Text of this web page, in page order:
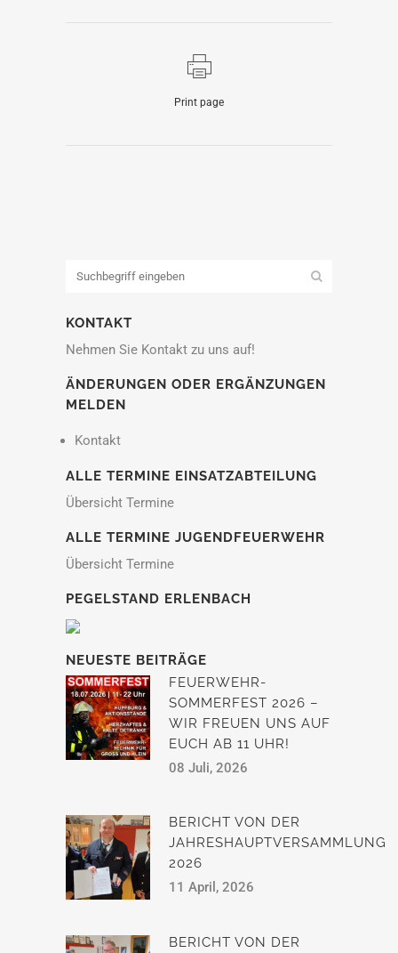
Print page
KONTAKT
Nehmen Sie Kontakt zu uns auf!
ÄNDERUNGEN ODER ERGÄNZUNGEN
MELDEN
Kontakt
ALLE TERMINE EINSATZABTEILUNG
Übersicht Termine
ALLE TERMINE JUGENDFEUERWEHR
Übersicht Termine
PEGELSTAND ERLENBACH
NEUESTE BEITRÄGE
FEUERWEHR-
SOMMERFEST 2026 –
WIR FREUEN UNS AUF
EUCH AB 11 UHR!
08 Juli, 2026
BERICHT VON DER
JAHRESHAUPTVERSAMMLUNG
2026
11 April, 2026
BERICHT VON DER